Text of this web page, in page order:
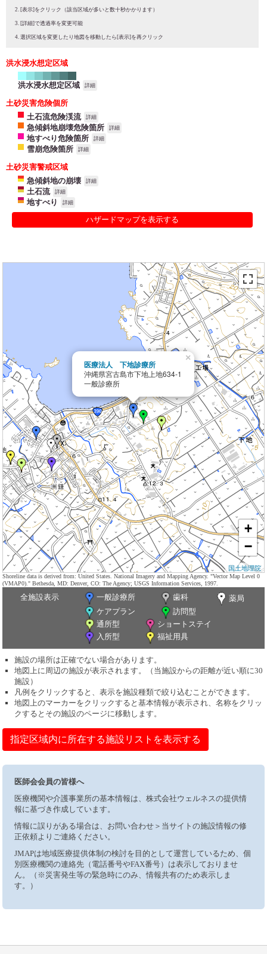
[表示]をクリック（該当区域が多いと数十秒かかります）
[詳細]で透過率を変更可能
選択区域を変更したり地図を移動したら[表示]を再クリック
洪水浸水想定区域
洪水浸水想定区域 詳細
土砂災害危険個所
土石流危険渓流
詳細
急傾斜地崩壊危険箇所 詳細
地すべり危険箇所 詳細
雪崩危険箇所 詳細
土砂災害警戒区域
急傾斜地の崩壊
詳細
土石流 詳細
地すべり 詳細
ハザードマップを表示する
医療法人 下地診療所
沖縄県宮古島市下地上地634-1
一般診療所
×
+
−
国土地理院
Shoreline data is derived from: United States. National Imagery and Mapping Agency. "Vector Map Level 0
(VMAP0)." Bethesda, MD: Denver, CO: The Agency; USGS Information Services, 1997.
全施設表示 一般診療所 歯科
薬局
ケアプラン
訪問型
通所型
ショートステイ
入所型
福祉用具
施設の場所は正確でない場合があります。
地図上に周辺の施設が表示されます。（当施設からの距離が近い順に30
施設）
凡例をクリックすると、表示を施設種類で絞り込むことができます。
地図上のマーカーをクリックすると基本情報が表示され、名称をクリッ
クするとその施設のページに移動します。
指定区域内に所在する施設リストを表示する
医師会会員の皆様へ
医療機関や介護事業所の基本情報は、株式会社ウェルネスの提供情
報に基づき作成しています。
情報に誤りがある場合は、お問い合わせ＞当サイトの施設情報の修
正依頼よりご連絡ください。
JMAPは地域医療提供体制の検討を目的として運営しているため、個
別医療機関の連絡先（電話番号やFAX番号）は表示しておりませ
ん。（※災害発生等の緊急時にのみ、情報共有のため表示しま
す。）